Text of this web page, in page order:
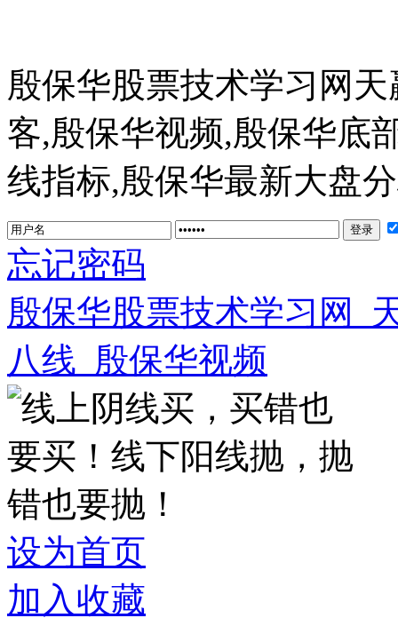
殷保华股票技术学习网
客,殷保华视频,殷保华底
线指标,殷保华最新大盘
忘记密码
殷保华股票技术学习网_
八线_殷保华视频
设为首页
加入收藏